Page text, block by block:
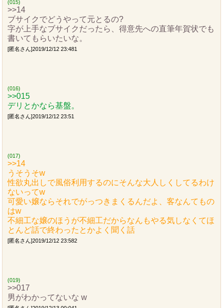
(015)
>>14
ブサイクでどうやって元とるの?
字が上手なブサイクだったら、得意先への直筆年賀状でも
書いてもらいたいな。
[匿名さん]2019/12/12 23:481
(016)
>>015
デリとかなら基盤。
[匿名さん]2019/12/12 23:51
(017)
>>14
うそうそw
性欲丸出しで風俗利用するのにそんな大人しくしてるわけ
ないってw
可愛い嬢ならそれでがっつきまくるんだよ、客なんてもの
はw
不細工な嬢のほうが不細工だからなんもやる気しなくてほ
とんど話で終わったとかよく聞く話
[匿名さん]2019/12/12 23:582
(019)
>>017
男がわかってないな w